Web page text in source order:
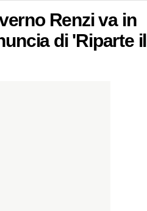
Renzi va in
di 'Riparte il